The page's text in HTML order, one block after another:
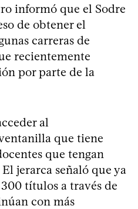
informó que el Sodre
de obtener el
carreras de
recientemente
por parte de la
al
que tiene
que tengan
jerarca señaló que ya
títulos a través de
con más